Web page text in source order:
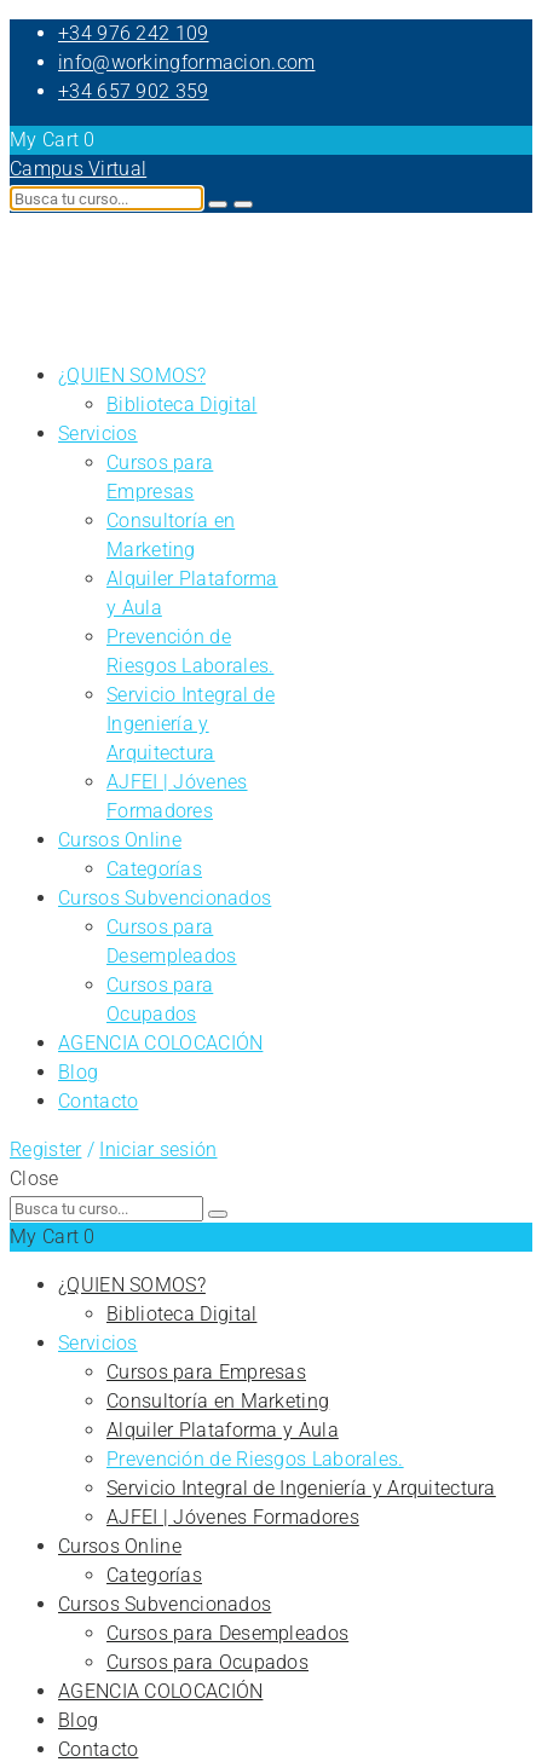
+34 976 242 109
info@workingformacion.com
+34 657 902 359
My Cart 0
Campus Virtual
¿QUIEN SOMOS?
Biblioteca Digital
Servicios
Cursos para
Empresas
Consultoría en
Marketing
Alquiler Plataforma
y Aula
Prevención de
Riesgos Laborales.
Servicio Integral de
Ingeniería y
Arquitectura
AJFEI | Jóvenes
Formadores
Cursos Online
Categorías
Cursos Subvencionados
Cursos para
Desempleados
Cursos para
Ocupados
AGENCIA COLOCACIÓN
Blog
Contacto
Register/ Iniciar sesión
Close
Search
for:
My Cart 0
¿QUIEN SOMOS?
Biblioteca Digital
Servicios
Cursos para Empresas
Consultoría en Marketing
Alquiler Plataforma y Aula
Prevención de Riesgos Laborales.
Servicio Integral de Ingeniería y Arquitectura
AJFEI | Jóvenes Formadores
Cursos Online
Categorías
Cursos Subvencionados
Cursos para Desempleados
Cursos para Ocupados
AGENCIA COLOCACIÓN
Blog
Contacto